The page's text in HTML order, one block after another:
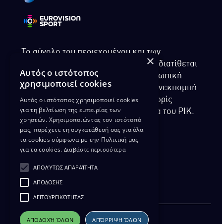
Το σύνολο του περιεχομένου και των
υπηρεσιών της ιστοσελίδας του ΡΙΚ διατίθεται
στους επισκέπτες αυστηρά για προσωπική
χρήση. Απαγορεύεται η χρήση ή επανεκπομπή
του, σε οποιοδήποτε μορφή, με ή χωρίς
επεξεργασία και χωρίς γραπτή άδεια του ΡΙΚ.
ΔΙΚΑΙΩΜΑ ΠΡΟΣΤΑΣΙΑΣ ΔΕΔΟΜΕΝΩΝ
ΔΙΑΘΕΣΗ ΑΡΧΕΙΑΚΟΥ ΥΛΙΚΟΥ
ΠΟΛΙΤΙΚΗ ΑΠΟΡΡΗΤΟΥ EUROVISION
×
Αυτός ο ιστότοπος
χρησιμοποιεί cookies
Αυτός ο ιστότοπος χρησιμοποιεί cookies
για τη βελτίωση της εμπειρίας των
χρηστών. Χρησιμοποιώντας τον ιστότοπό
μας, παρέχετε τη συγκατάθεσή σας για όλα
τα cookies σύμφωνα με την Πολιτική μας
για τα cookies. Διαβάστε περισσότερα
ΑΠΟΛΎΤΩΣ ΑΠΑΡΑΊΤΗΤΑ
ΑΠΌΔΟΣΗΣ
ΛΕΙΤΟΥΡΓΙΚΌΤΗΤΑΣ
ΑΠΟΔΟΧΉ ΌΛΩΝ ΑΠΌΡΡΙΨΗ ΌΛΩΝ